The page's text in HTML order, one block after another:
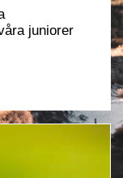
juniorer